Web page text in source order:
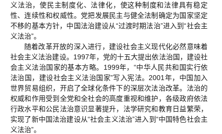
义法治，使民主制度化、法律化，使这种制度和法律具有稳定
性、连续性和权威性。党把发展民主与健全法制确定为国家坚定
不移的基本方针，中国法治建设从“过渡时期法治”进入到“社会主
义法治”。
随着改革开放的深入进行，建设社会主义现代化必然意味着
社会主义法治建设。1997年，党的十五大提出依法治国，建设社
会主义法治国家的基本方略。1999年，“中华人民共和国实行依
法治国，建设社会主义法治国家”写入宪法。2001年，中国加入
世界贸易组织，开启了全球化条件下的深层次法治改革。法治的
权威和作用受到全党和全社会的高度重视和维护，各级政府依法
行政水平和公民法治意识显著提升，法学研究和教育日益繁荣，
实现了新中国法治建设从“社会主义法治”进入到“中国特色社会主
义法治”。